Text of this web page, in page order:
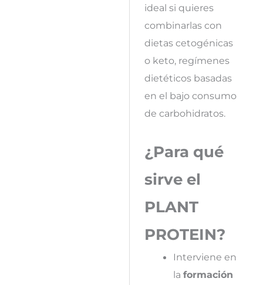
ideal si quieres
combinarlas con
dietas cetogénicas
o keto, regímenes
dietéticos basadas
en el bajo consumo
de carbohidratos.
¿Para qué
sirve el
PLANT
PROTEIN?
Interviene en
la formación